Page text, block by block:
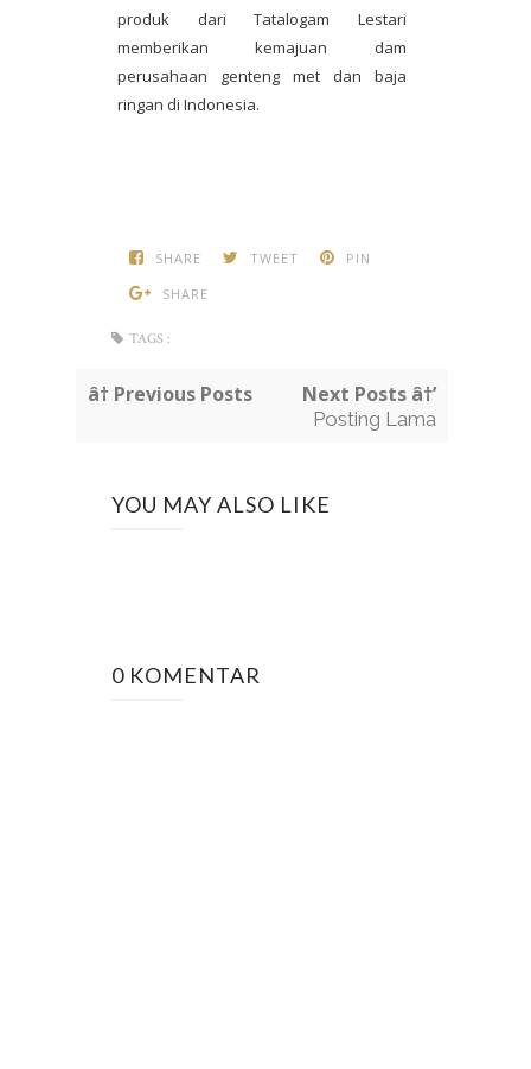
produk dari Tatalogam Lestari
memberikan kemajuan dam
perusahaan genteng met dan baja
ringan di Indonesia.
SHARE TWEET
PIN
SHARE
TAGS :
â† Previous Posts Next Posts â†’
Posting Lama
YOU MAY ALSO LIKE
0 KOMENTAR